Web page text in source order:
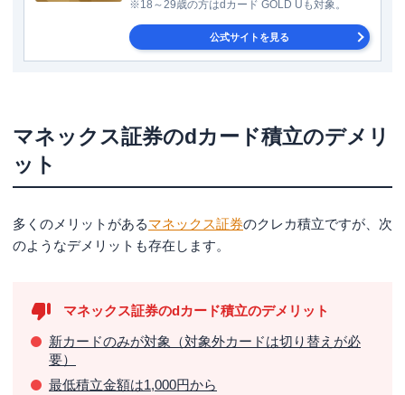
※18～29歳の方はdカード GOLD Uも対象。
公式サイトを見る
マネックス証券のdカード積立のデメリ
ット
多くのメリットがあるマネックス証券のクレカ積立ですが、次
のようなデメリットも存在します。
マネックス証券のdカード積立のデメリット
新カードのみが対象（対象外カードは切り替えが必
要）
最低積立金額は1,000円から